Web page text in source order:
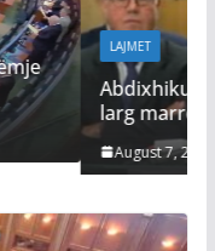
Jemi shumë